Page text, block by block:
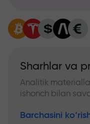
Sharhlar va
Analitik
ishonch bilan
Barchasini